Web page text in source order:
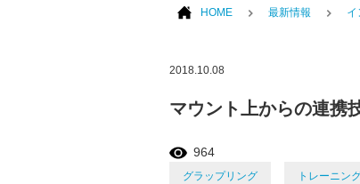
HOME 最新情報 イ
2018.10.08
マウント上からの連携
964
グラップリング トレーニン